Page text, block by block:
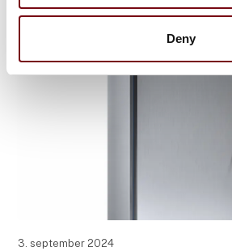
Deny
3. september 2024